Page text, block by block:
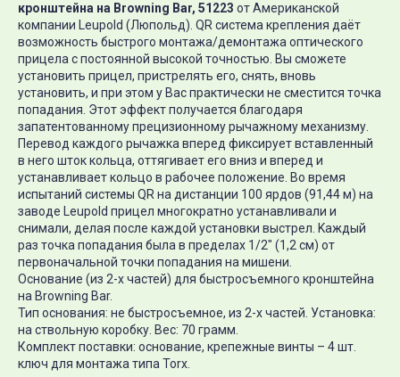
кронштейна на Browning Bar, 51223 от Американской
компании Leupold (Люпольд). QR система крепления даёт
возможность быстрого монтажа/демонтажа оптического
прицела с постоянной высокой точностью. Вы сможете
установить прицел, пристрелять его, снять, вновь
установить, и при этом у Вас практически не сместится точка
попадания. Этот эффект получается благодаря
запатентованному прецизионному рычажному механизму.
Перевод каждого рычажка вперед фиксирует вставленный
в него шток кольца, оттягивает его вниз и вперед и
устанавливает кольцо в рабочее положение. Во время
испытаний системы QR на дистанции 100 ярдов (91,44 м) на
заводе Leupold прицел многократно устанавливали и
снимали, делая после каждой установки выстрел. Kаждый
раз точка попадания была в пределах 1/2" (1,2 см) от
первоначальной точки попадания на мишени.
Основание (из 2-х частей) для быстросъемного кронштейна
на Browning Bar.
Тип основания: не быстросъемное, из 2-х частей. Установка:
на ствольную коробку. Вес: 70 грамм.
Комплект поставки: основание, крепежные винты – 4 шт.
ключ для монтажа типа Torx.